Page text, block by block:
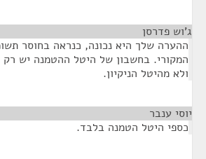
ג'וש פדרסן
ההערה שלך היא נכונה, כנראה בחוסר
המקורי. בחשבון של היטל ההטמנה יש רק
ולא מהיטל הניקיון.
יוסי ענבר
כספי היטל הטמנה בלבד.